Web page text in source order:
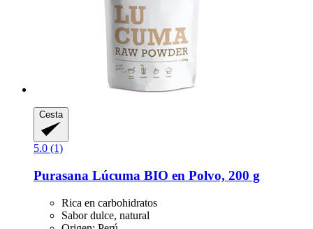
Cesta
5.0 (1)
Purasana Lúcuma BIO en Polvo, 200 g
Rica en carbohidratos
Sabor dulce, natural